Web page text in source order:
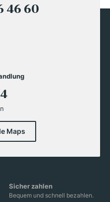
46 60
Maps
Sicher zahlen
Bequem und schnell bezahlen.